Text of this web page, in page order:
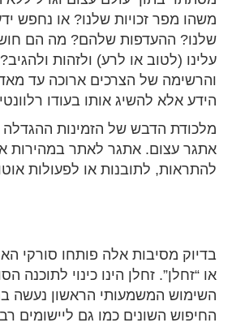
משהו מפר זכויות שלנו? או נחפש
שלנו? ההעדפות שלהם? מה הם
עלינו (לטוב או לרע) ולזהות
והרשימה של הצרכים ארוכה עד
הידע אלא להשיג אותו בעודו רלוונטי
מלכודת הדבש של הזמינות
אתגר עצום. אתגר לאתר במהירות את
להתראות, לתובנות או לפעולות
או “זחלן”. זחלן הינו כינוי
השימוש המשמעותי הראשון נעשה
החיפוש השונים כמו גם ליישומים